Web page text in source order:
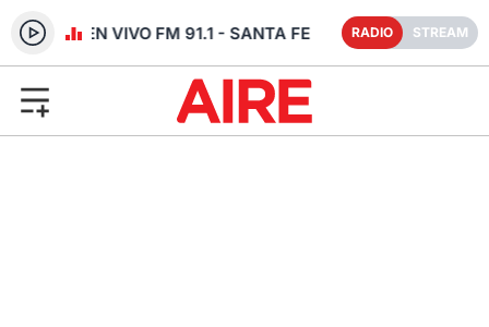
RADIO EN VIVO FM 91.1 - SANTA FE RADIO STREAM